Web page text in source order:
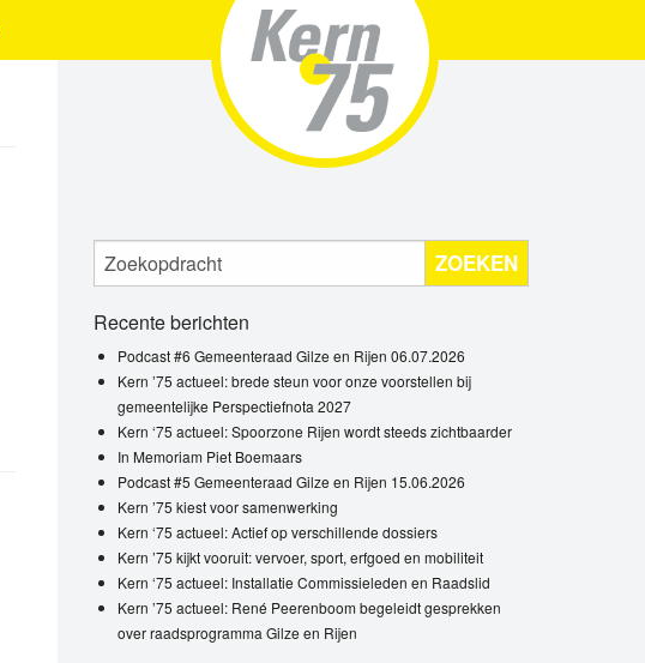
ZOEKEN
Recente berichten
Podcast #6 Gemeenteraad Gilze en Rijen 06.07.2026
Kern ’75 actueel: brede steun voor onze voorstellen bij
gemeentelijke Perspectiefnota 2027
Kern ‘75 actueel: Spoorzone Rijen wordt steeds zichtbaarder
In Memoriam Piet Boemaars
Podcast #5 Gemeenteraad Gilze en Rijen 15.06.2026
Kern ’75 kiest voor samenwerking
Kern ‘75 actueel: Actief op verschillende dossiers
Kern ’75 kijkt vooruit: vervoer, sport, erfgoed en mobiliteit
Kern ‘75 actueel: Installatie Commissieleden en Raadslid
Kern ’75 actueel: René Peerenboom begeleidt gesprekken
over raadsprogramma Gilze en Rijen